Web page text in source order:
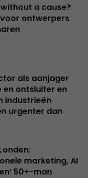
a cause?
ontwerpers
als aanjager
ontsluiter en
industrieën
urgenter dan
marketing, AI
50+-man